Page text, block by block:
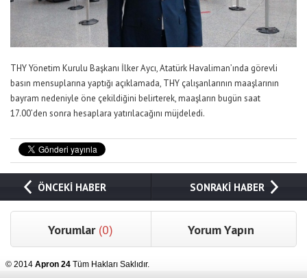
THY Yönetim Kurulu Başkanı İlker Aycı, Atatürk Havaliman’ında görevli
basın mensuplarına yaptığı açıklamada, THY çalışanlarının maaşlarının
bayram nedeniyle öne çekildiğini belirterek, maaşların bugün saat
17.00’den sonra hesaplara yatırılacağını müjdeledi.
ÖNCEKİ HABER SONRAKİ HABER
Yorumlar (0) Yorum Yapın
© 2014 Apron 24 Tüm Hakları Saklıdır.